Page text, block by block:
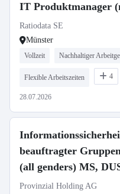
IT Produktmanager
Ratiodata SE
Münster
Vollzeit Nachhaltiger
Flexible Arbeitszeiten 4
28.07.2026
beauftragter
(all genders) MS,
Provinzial Holding AG